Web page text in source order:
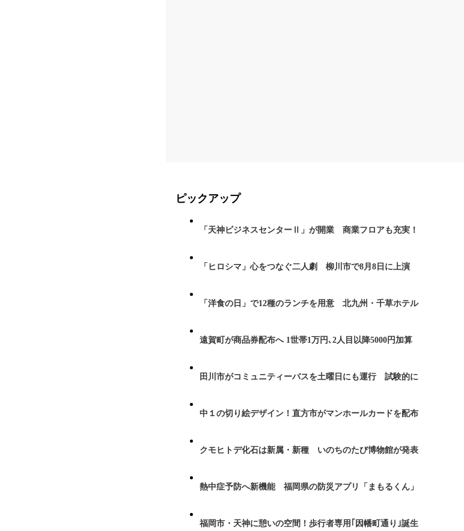
ピックアップ
「天神ビジネスセンターⅡ」が開業 商業フロアも充実！
「ヒロシマ」心をつなぐ二人劇 柳川市で8月8日に上演
「洋食の日」で12種のランチを用意 北九州・千草ホテル
遠賀町が商品券配布へ 1世帯1万円､2人目以降5000円加算
田川市がコミュニティーバスを土曜日にも運行 試験的に
中１の切り絵デザイン！直方市がマンホールカードを配布
クモヒトデ化石は新属・新種 いのちのたび博物館が発表
熱中症予防へ新機能 福岡県の防災アプリ「まもるくん」
福岡市・天神に憩いの空間！歩行者専用｢因幡町通り｣誕生